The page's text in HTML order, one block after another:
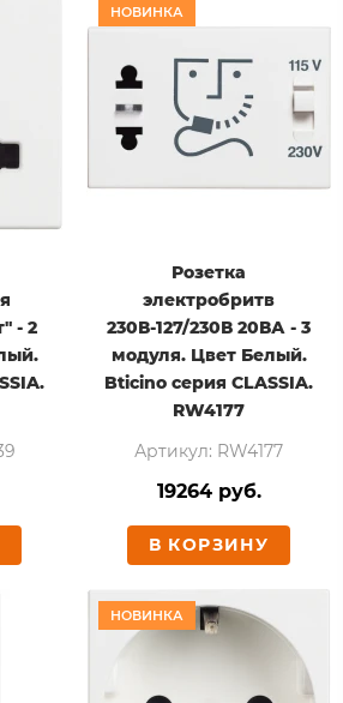
- 2
НОВИНКА
Розетка
электробритв
230В-127/230В 20ВА - 3
модуля. Цвет Белый.
Bticino серия CLASSIA.
RW4177
Артикул: RW4177
19264 руб.
В КОРЗИНУ
НОВИНКА